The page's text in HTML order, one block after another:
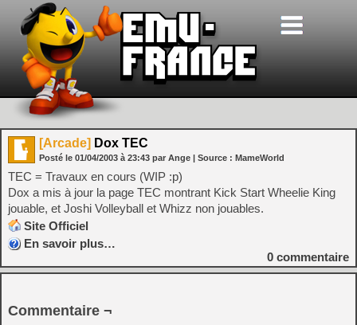
[Arcade] Dox TEC
Posté le 01/04/2003 à 23:43 par Ange | Source : MameWorld
TEC = Travaux en cours (WIP :p)
Dox a mis à jour la page TEC montrant Kick Start Wheelie King
jouable, et Joshi Volleyball et Whizz non jouables.
Site Officiel
En savoir plus…
0 commentaire
Commentaire ¬